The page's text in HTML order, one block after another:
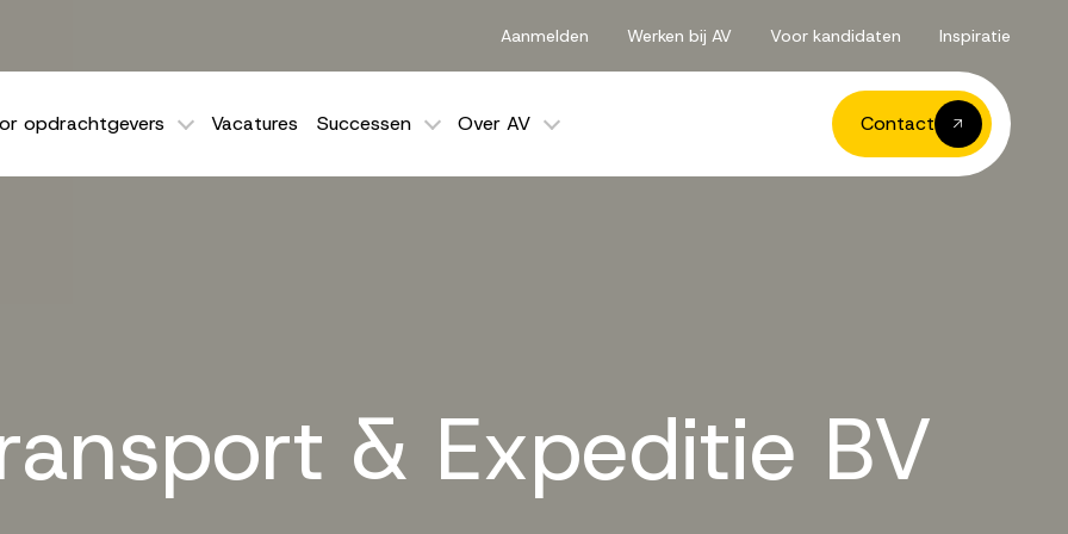
Aanmelden Werken bij AV Voor kandidaten Inspiratie
opdrachtgevers Vacatures Successen Over AV Contact
& Expeditie BV